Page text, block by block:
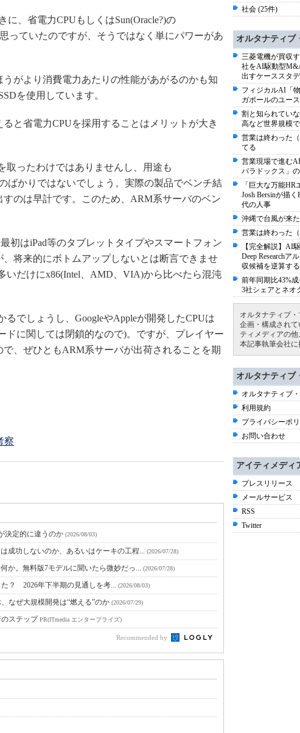
に、省電力CPUもしくはSun(Oracle?)の
っていたのですが、そうではなく単にパワーがあ
がより消費電力あたりの性能があがるのかも知
を使用しています。
と省電力CPUを採用することはメリットが大き
取ったわけではありませんし、用途も
ばかりではないでしょう。実際の製品でベンチ結
のは早計です。このため、ARM系サーバのベン
初はiPad等のタブレットタイプやスマートフォン
将来的にボトムアップしないとは断言できませ
いだけにx86(Intel、AMD、VIA)から比べたら混沌
でしょうし、GoogleやAppleが開発したCPUは
ドに関しては閉鎖的なので)。ですが、プレイヤー
、ぜひともARM系サーバが出荷されることを期
察
決定的に違うのか (2026/08/03)
成功しないのか、あるいはケーキの工程... (2026/07/28)
か。無料版7モデルに聞いたら微妙だっ... (2026/07/28)
？ 2026年下半期の見通しを考... (2026/08/03)
なぜ大規模開発は“燃える”のか (2026/07/29)
ステップPR(ITmedia エンタープライズ)
Recommended by
社会 (25件)
オルタナティブ
三菱電機が買収
社をAI駆動型
出すケーススタ
フィジカルAI「
ガポールのユー
割と知られてい
高など世界規模
営業は終わった
てる
営業現場で進む
パラドックス」
「巨大な万能
Josh Bersinが描
代の人事
沖縄で台風が来
営業は終わった
【完全解説】
Deep Researchア
収候補を逆算する
前年同期比43%
3社シェアとネオ
オルタナティブ・
企画・構成され
ティメディアの
本記事執筆会社に
オルタナティブ
オルタナティブ
利用規約
プライバシーポ
お問い合わせ
アイティメディ
プレスリリース
メールサービス
RSS
Twitter